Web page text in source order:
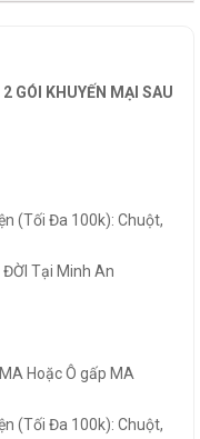
GÓI KHUYẾN MẠI SAU
(Tối Đa 100k): Chuột,
ĐỜI Tại Minh An
Hoặc Ô gấp MA
(Tối Đa 100k): Chuột,